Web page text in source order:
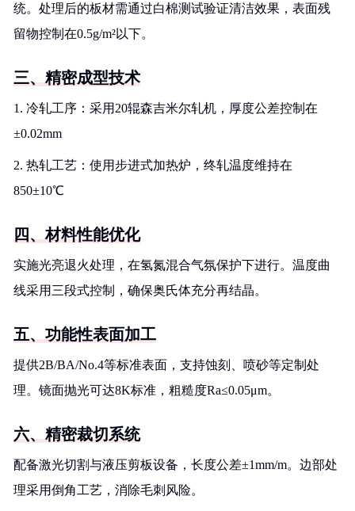
统。处理后的板材需通过白棉测试验证清洁效果，表面残
留物控制在0.5g/m²以下。
三、精密成型技术
1. 冷轧工序：采用20辊森吉米尔轧机，厚度公差控制在
±0.02mm
2. 热轧工艺：使用步进式加热炉，终轧温度维持在
850±10℃
四、材料性能优化
实施光亮退火处理，在氢氮混合气氛保护下进行。温度曲
线采用三段式控制，确保奥氏体充分再结晶。
五、功能性表面加工
提供2B/BA/No.4等标准表面，支持蚀刻、喷砂等定制处
理。镜面抛光可达8K标准，粗糙度Ra≤0.05μm。
六、精密裁切系统
配备激光切割与液压剪板设备，长度公差±1mm/m。边部处
理采用倒角工艺，消除毛刺风险。